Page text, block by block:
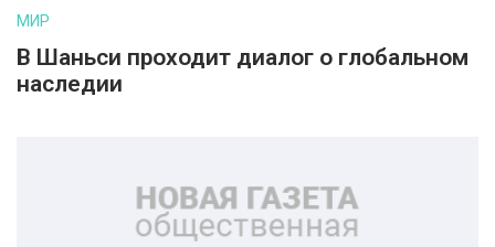
МИР
В Шаньси проходит диалог о глобальном
наследии